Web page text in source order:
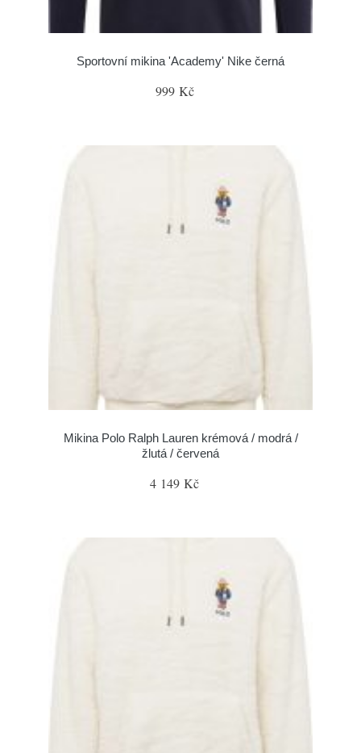
Sportovní mikina 'Academy' Nike černá
999 Kč
Mikina Polo Ralph Lauren krémová / modrá /
žlutá / červená
4 149 Kč